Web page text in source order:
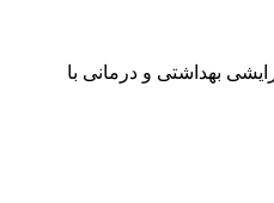
بهداشتی و درمانی با